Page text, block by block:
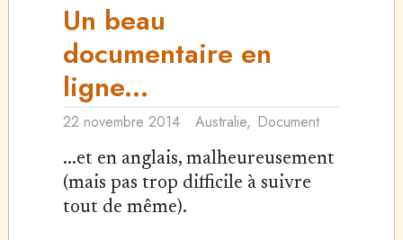
Un beau
documentaire en
ligne...
22 novembre 2014 Australie, Document
...et en anglais, malheureusement
(mais pas trop difficile à suivre
tout de même).